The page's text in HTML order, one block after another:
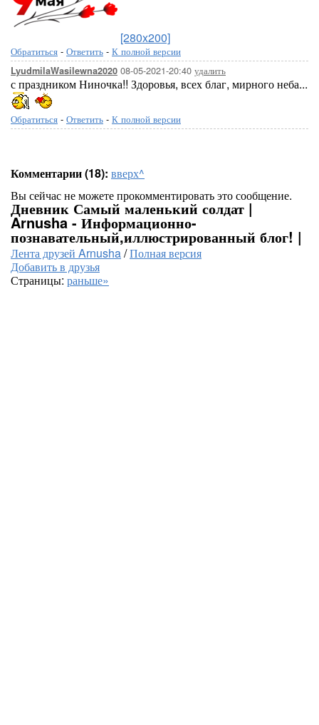
[280x200]
Обратиться - Ответить - К полной версии
LyudmilaWasilewna2020 08-05-2021-20:40 удалить
с праздником Ниночка!! Здоровья, всех благ, мирного неба...
Обратиться - Ответить - К полной версии
Комментарии (18): вверх^
Вы сейчас не можете прокомментировать это сообщение.
Дневник Самый маленький солдат |
Arnusha - Информационно-
познавательный,иллюстрированный блог! |
Лента друзей Arnusha/Полная версия
Добавить в друзья
Страницы: раньше»